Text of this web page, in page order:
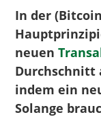
In der
neuen
Durchschnitt
indem ein
Solange